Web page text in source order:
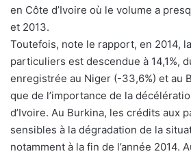
en Côte d’Ivoire où le volume a
et 2013.
Toutefois, note le rapport, en 2014,
particuliers est descendue à 14,1%,
enregistrée au Niger (-33,6%) et au
que de l’importance de la
d’Ivoire. Au Burkina, les crédits aux
sensibles à la dégradation de la
notamment à la fin de l’année 2014.